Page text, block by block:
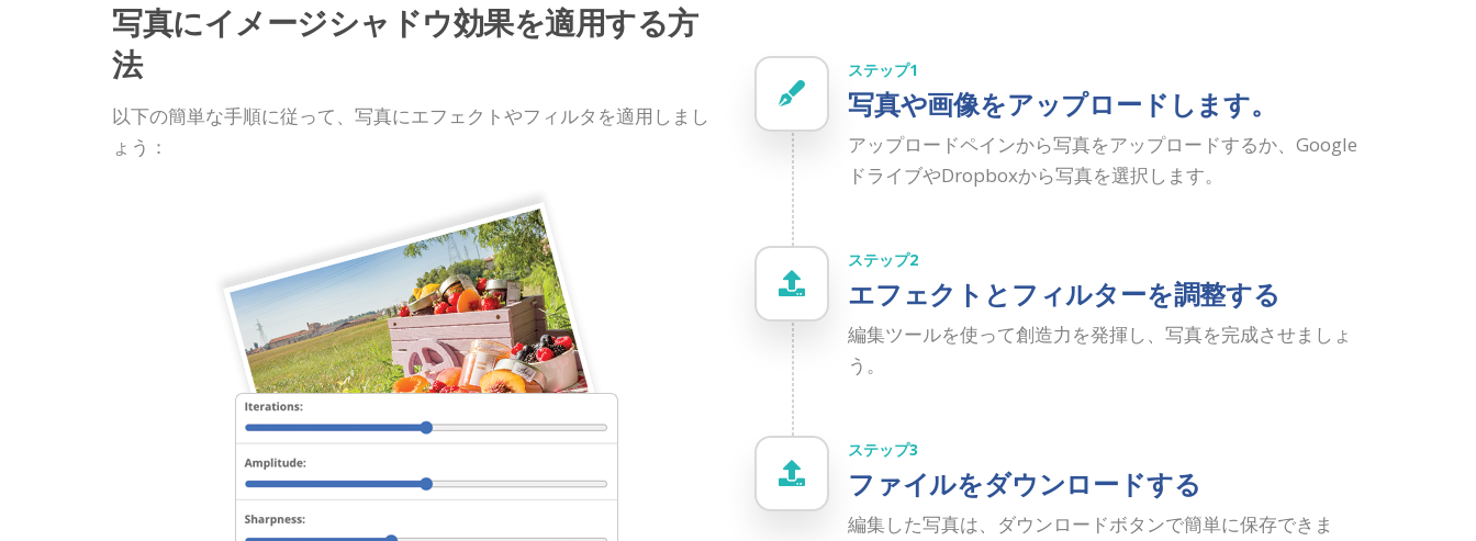
写真にイメージシャドウ効果を適用する方
法
以下の簡単な手順に従って、写真にエフェクトやフィルタを適用しまし
ょう：
ステップ1
写真や画像をアップロードします。
アップロードペインから写真をアップロードするか、Google
ドライブやDropboxから写真を選択します。
ステップ2
エフェクトとフィルターを調整する
編集ツールを使って創造力を発揮し、写真を完成させましょ
う。
ステップ3
ファイルをダウンロードする
編集した写真は、ダウンロードボタンで簡単に保存できま